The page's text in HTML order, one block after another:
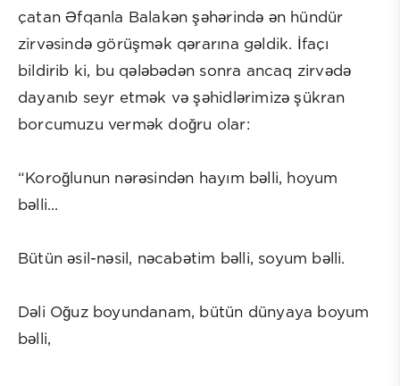
çatan Əfqanla Balakən şəhərində ən hündür
zirvəsində görüşmək qərarına gəldik. İfaçı
bildirib ki, bu qələbədən sonra ancaq zirvədə
dayanıb seyr etmək və şəhidlərimizə şükran
borcumuzu vermək doğru olar:
“Koroğlunun nərəsindən hayım bəlli, hoyum
bəlli...
Bütün əsil-nəsil, nəcabətim bəlli, soyum bəlli.
Dəli Oğuz boyundanam, bütün dünyaya boyum
bəlli,